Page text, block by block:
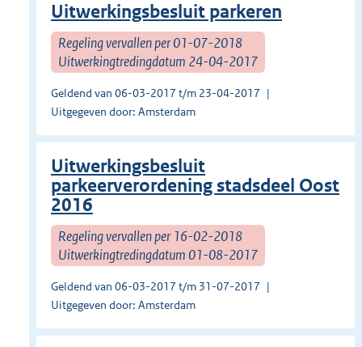
Uitwerkingsbesluit parkeren
Regeling vervallen per 01-07-2018
Uitwerkingtredingdatum 24-04-2017
Geldend van 06-03-2017 t/m 23-04-2017
Uitgegeven door: Amsterdam
Uitwerkingsbesluit
parkeerverordening stadsdeel Oost
2016
Regeling vervallen per 16-02-2018
Uitwerkingtredingdatum 01-08-2017
Geldend van 06-03-2017 t/m 31-07-2017
Uitgegeven door: Amsterdam